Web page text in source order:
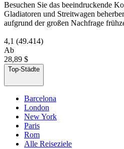
Besuchen Sie das beeindruckende
Gladiatoren und Streitwagen
aufgrund der großen Nachfrage
4,1 (49.414)
Ab
28,89 $
Top-Städte
Barcelona
London
New York
Paris
Rom
Alle Reiseziele